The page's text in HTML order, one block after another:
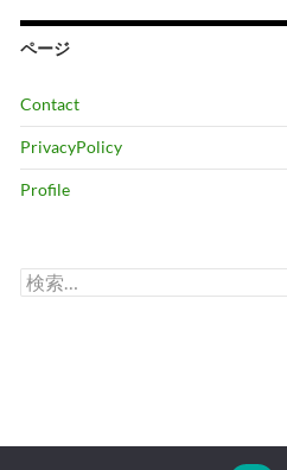
ブ
ページ
Contact
PrivacyPolicy
Profile
検
索: